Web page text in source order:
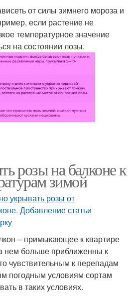
от силы зимнего мороза и
если растение не
температурное значение
на состоянии лозы.
розы на балконе к
зимой
– примыкающее к квартире
нем больше приближенны к
чувствительным к перепадам
погодным условиям сортам
в таких условиях.